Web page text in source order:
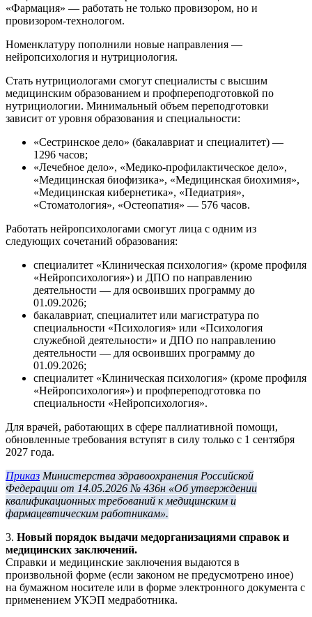
«Фармация» — работать не только провизором, но и
провизором-технологом.
Номенклатуру пополнили новые направления —
нейропсихология и нутрициология.
Стать нутрициологами смогут специалисты с высшим
медицинским образованием и профпереподготовкой по
нутрициологии. Минимальный объем переподготовки
зависит от уровня образования и специальности:
«Сестринское дело» (бакалавриат и специалитет) —
1296 часов;
«Лечебное дело», «Медико-профилактическое дело»,
«Медицинская биофизика», «Медицинская биохимия»,
«Медицинская кибернетика», «Педиатрия»,
«Стоматология», «Остеопатия» — 576 часов.
Работать нейропсихологами смогут лица с одним из
следующих сочетаний образования:
специалитет «Клиническая психология» (кроме профиля
«Нейропсихология») и ДПО по направлению
деятельности — для освоивших программу до
01.09.2026;
бакалавриат, специалитет или магистратура по
специальности «Психология» или «Психология
служебной деятельности» и ДПО по направлению
деятельности — для освоивших программу до
01.09.2026;
специалитет «Клиническая психология» (кроме профиля
«Нейропсихология») и профпереподготовка по
специальности «Нейропсихология».
Для врачей, работающих в сфере паллиативной помощи,
обновленные требования вступят в силу только с 1 сентября
2027 года.
Приказ Министерства здравоохранения Российской
Федерации от 14.05.2026 № 436н «Об утверждении
квалификационных требований к медицинским и
фармацевтическим работникам».
3. Новый порядок выдачи медорганизациями справок и
медицинских заключений.
Справки и медицинские заключения выдаются в
произвольной форме (если законом не предусмотрено иное)
на бумажном носителе или в форме электронного документа с
применением УКЭП медработника.